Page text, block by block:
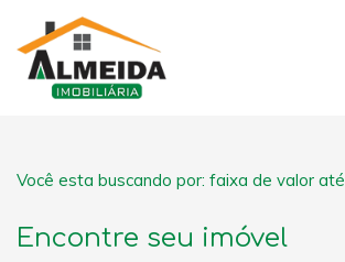
Você esta buscando por: faixa de valor até
Encontre seu imóvel